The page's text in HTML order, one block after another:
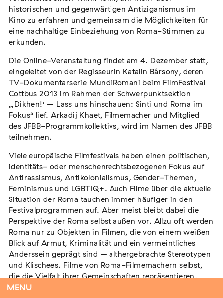
MENU
Der Weg der Sinti und Roma
Extern
02. August 2026 - 16. August 2026 Darmstadt
Tag der Menschlichkeit Verband Deutscher
Sinti und Roma, Landesverband Rheinland-
Pfalz nimmt teil
22. August 2026 Landau in der Pfalz
Vom Vorurteil zur Gewalt: Politische und
soziale Feindbilder in Geschichte und
Gegenwart
Extern
15. September 2026 Dortmund
historischen und gegenwärtigen Antiziganismus im
Kino zu erfahren und gemeinsam die Möglichkeiten für
eine nachhaltige Einbeziehung von Roma-Stimmen zu
erkunden.
Die Online-Veranstaltung findet am 4. Dezember statt,
eingeleitet von der Regisseurin Katalin Bársony, deren
TV-Dokumentarserie MundiRomani beim FilmFestival
Cottbus 2013 im Rahmen der Schwerpunktsektion
„‚Dikhen!‘ – Lass uns hinschauen: Sinti und Roma im
Fokus“ lief. Arkadij Khaet, Filmemacher und Mitglied
des JFBB-Programmkollektivs, wird im Namen des JFBB
teilnehmen.
Viele europäische Filmfestivals haben einen politischen,
identitäts- oder menschenrechtsbezogenen Fokus auf
Antirassismus, Antikolonialismus, Gender-Themen,
Feminismus und LGBTIQ+. Auch Filme über die aktuelle
Situation der Roma tauchen immer häufiger in den
Festivalprogrammen auf. Aber meist bleibt dabei die
Perspektive der Roma selbst außen vor. Allzu oft werden
Roma nur zu Objekten in Filmen, die von einem weißen
Blick auf Armut, Kriminalität und ein vermeintliches
Anderssein geprägt sind – althergebrachte Stereotypen
und Klischees. Filme von Roma-Filmemachern selbst,
die die Vielfalt ihrer Gemeinschaften repräsentieren,
bleiben weitgehend unbeachtet.